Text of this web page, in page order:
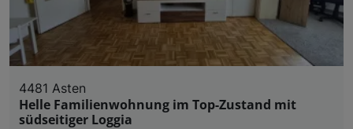
4481 Asten
Helle Familienwohnung im Top-Zustand mit
südseitiger Loggia